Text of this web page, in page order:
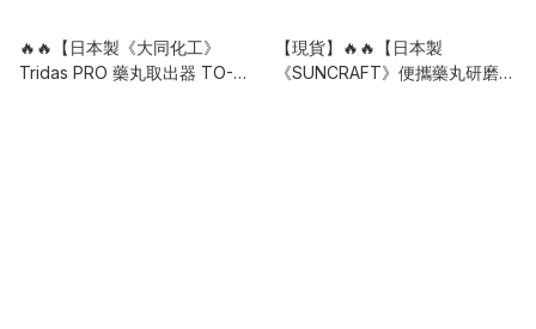
🔥🔥【日本製《大同化工》
Tridas PRO 藥丸取出器 TO-
【現貨】🔥🔥【日本製
《SUNCRAFT》便攜藥丸研磨